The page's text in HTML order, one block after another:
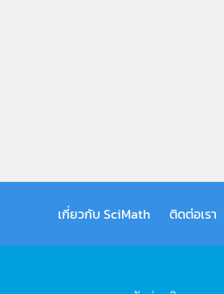
เกี่ยวกับ SciMath ติดต่อเรา